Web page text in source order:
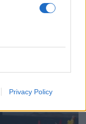
Privacy Policy